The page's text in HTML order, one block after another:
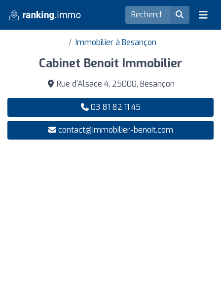
Immobilier à Besançon
Cabinet Benoit Immobilier
Rue d'Alsace 4, 25000, Besançon
03 81 82 11 45
contact@immobilier-benoit.com